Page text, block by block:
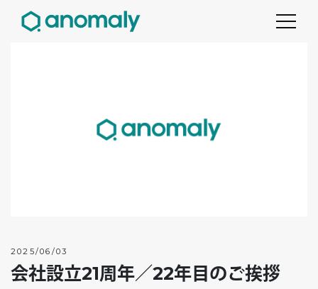
2025/06/03
会社設立21周年／22年目のご挨拶